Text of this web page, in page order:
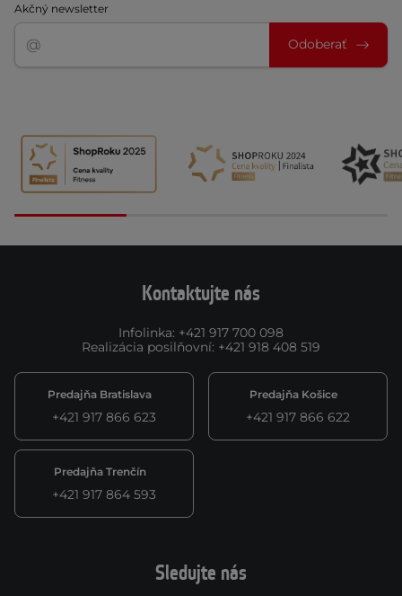
Akčný newsletter
Odoberať
Kontaktujte nás
Infolinka: +421 917 700 098
Realizácia posilňovní: +421 918 408 519
Predajňa Bratislava
+421 917 866 623
Predajňa Košice
+421 917 866 622
Predajňa Trenčín
+421 917 864 593
Sledujte nás